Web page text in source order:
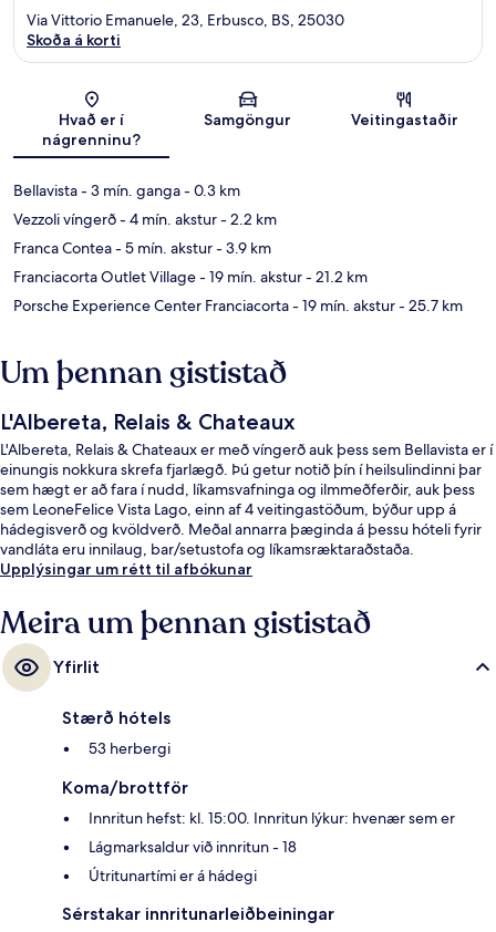
Kort
Via Vittorio Emanuele, 23, Erbusco, BS, 25030
Skoða á korti
Hvað er í
nágrenninu?
Samgöngur Veitingastaðir
Bellavista- 3 mín. ganga- 0.3 km
Vezzoli víngerð- 4 mín. akstur- 2.2 km
Franca Contea- 5 mín. akstur- 3.9 km
Franciacorta Outlet Village- 19 mín. akstur- 21.2 km
Porsche Experience Center Franciacorta- 19 mín. akstur- 25.7 km
Um þennan gististað
L'Albereta, Relais & Chateaux
L'Albereta, Relais & Chateaux er með víngerð auk þess sem Bellavista er í
einungis nokkura skrefa fjarlægð. Þú getur notið þín í heilsulindinni þar
sem hægt er að fara í nudd, líkamsvafninga og ilmmeðferðir, auk þess
sem LeoneFelice Vista Lago, einn af 4 veitingastöðum, býður upp á
hádegisverð og kvöldverð. Meðal annarra þæginda á þessu hóteli fyrir
vandláta eru innilaug, bar/setustofa og líkamsræktaraðstaða.
Upplýsingar um rétt til afbókunar
Meira um þennan gististað
Yfirlit
Stærð hótels
53 herbergi
Koma/brottför
Innritun hefst: kl. 15:00. Innritun lýkur: hvenær sem er
Lágmarksaldur við innritun - 18
Útritunartími er á hádegi
Sérstakar innritunarleiðbeiningar